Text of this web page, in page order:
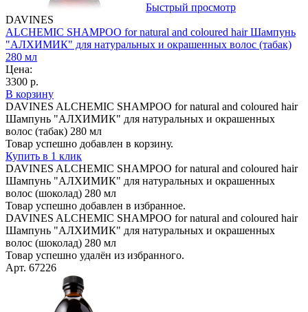
Быстрый просмотр
DAVINES
ALCHEMIC SHAMPOO for natural and coloured hair Шампунь
"АЛХИМИК" для натуральных и окрашенных волос (табак)
280 мл
Цена:
3300 р.
В корзину
DAVINES ALCHEMIC SHAMPOO for natural and coloured hair
Шампунь "АЛХИМИК" для натуральных и окрашенных
волос (табак) 280 мл
Товар успешно добавлен в корзину.
Купить в 1 клик
DAVINES ALCHEMIC SHAMPOO for natural and coloured hair
Шампунь "АЛХИМИК" для натуральных и окрашенных
волос (шоколад) 280 мл
Товар успешно добавлен в избранное.
DAVINES ALCHEMIC SHAMPOO for natural and coloured hair
Шампунь "АЛХИМИК" для натуральных и окрашенных
волос (шоколад) 280 мл
Товар успешно удалён из избранного.
Арт. 67226